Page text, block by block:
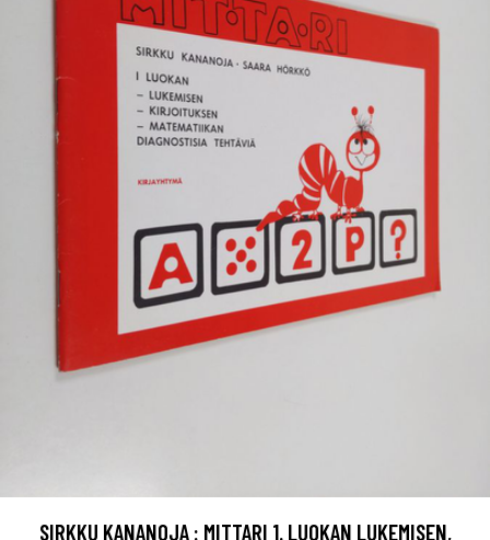
SIRKKU KANANOJA : MITTARI 1. LUOKAN LUKEMISEN,